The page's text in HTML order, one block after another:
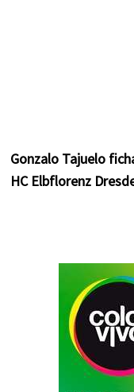
Gonzalo Tajuelo
HC Elbflorenz